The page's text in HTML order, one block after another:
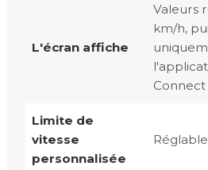
L'écran affiche
Valeurs
km/h,
Connect
Limite de
vitesse
personnalisée